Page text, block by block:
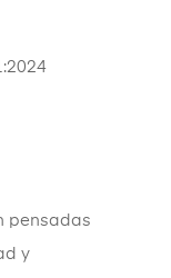
pensadas
y